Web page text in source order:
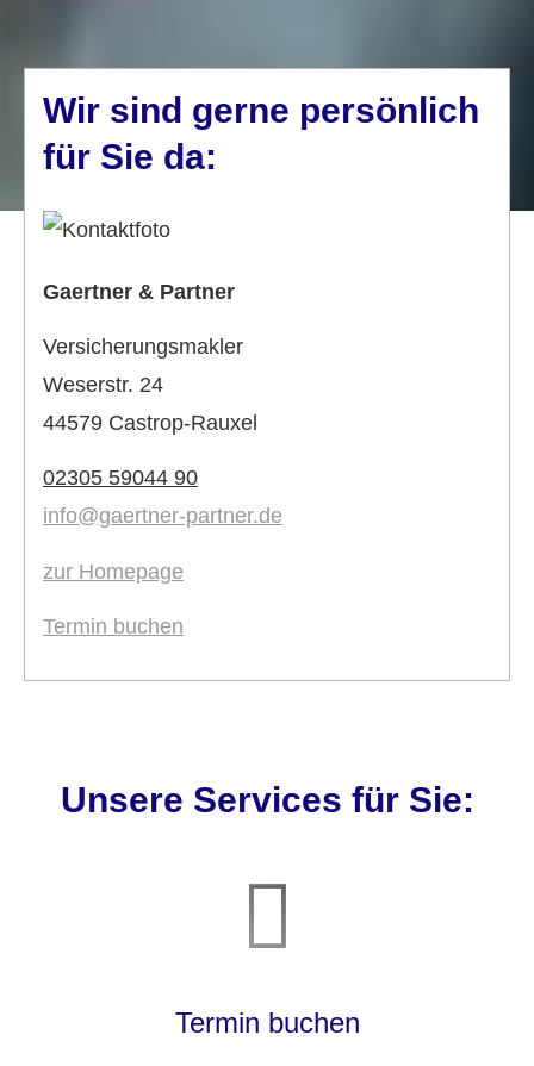
Wir sind gerne persönlich
für Sie da:
Gaertner & Partner
Ver­sicherungs­makler
Weserstr. 24
44579 Castrop-Rauxel
02305 59044 90
info@gaertner-partner.de
zur Homepage
Termin buchen
Unsere Services für Sie:
Termin buchen